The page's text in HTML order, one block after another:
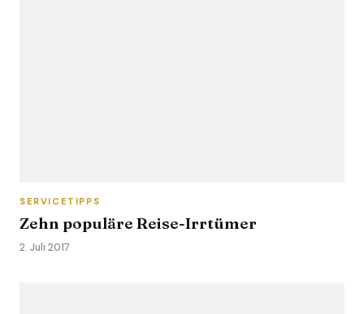
SERVICETIPPS
Zehn populäre Reise-Irrtümer
2. Juli 2017